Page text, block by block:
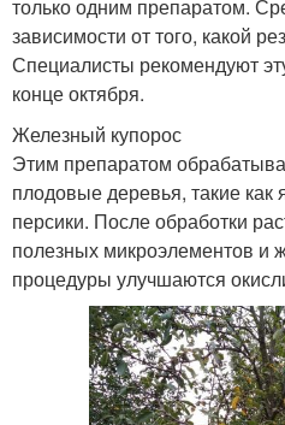
только одним препаратом.
зависимости от того, какой
Специалисты рекомендуют
конце октября.
Железный купорос
Этим препаратом
плодовые деревья, такие
персики. После обработки
полезных микроэлементов и
процедуры улучшаются